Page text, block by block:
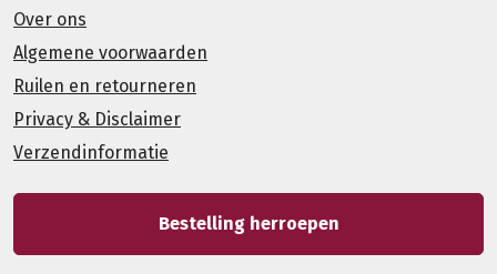
Over ons
Algemene voorwaarden
Ruilen en retourneren
Privacy & Disclaimer
Verzendinformatie
Bestelling herroepen